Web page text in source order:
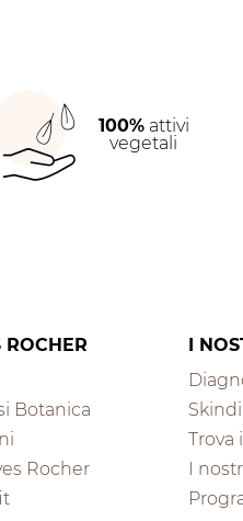
100%attivi
vegetali
ROCHER
Botanica
Rocher
I
Trova
I